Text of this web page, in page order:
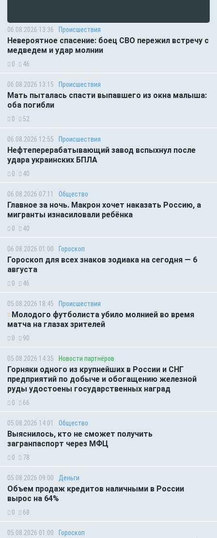
06.08.2026 13:36 Происшествия
Невероятное спасение: боец СВО пережил встречу с
медведем и удар молнии
0 46
06.08.2026 13:15 Происшествия
Мать пыталась спасти выпавшего из окна малыша:
оба погибли
0 52
06.08.2026 12:55 Происшествия
Нефтеперерабатывающий завод вспыхнул после
удара украинских БПЛА
0 40
06.08.2026 07:11 Общество
Главное за ночь. Макрон хочет наказать Россию, а
мигранты изнасиловали ребёнка
0 40
06.08.2026 01:00 Гороскоп
Гороскоп для всех знаков зодиака на сегодня — 6
августа
0 46
05.08.2026 18:45 Происшествия
Молодого футболиста убило молнией во время
матча на глазах зрителей
0 90
05.08.2026 14:35 Новости партнёров
Горняки одного из крупнейших в России и СНГ
предприятий по добыче и обогащению железной
руды удостоены государственных наград
0 66
05.08.2026 14:01 Общество
Выяснилось, кто не сможет получить
загранпаспорт через МФЦ
0 78
05.08.2026 09:00 Деньги
Объем продаж кредитов наличными в России
вырос на 64%
0 68
05.08.2026 01:00 Гороскоп